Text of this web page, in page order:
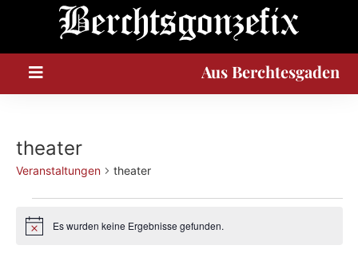
Aus Berchtesgaden
theater
Veranstaltungen theater
HinweisEs wurden keine Ergebnisse gefunden.